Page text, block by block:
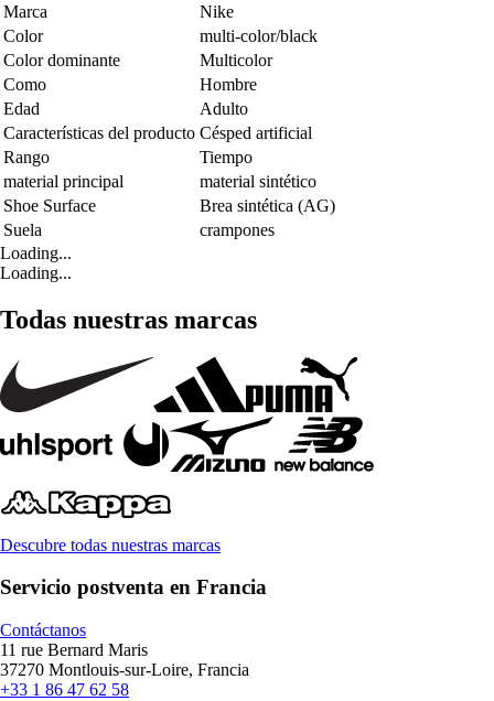
Marca
Nike
Color
multi-color/black
Color dominante
Multicolor
Como
Hombre
Edad
Adulto
Características del producto Césped artificial
Rango
Tiempo
material principal
material sintético
Shoe Surface
Brea sintética (AG)
Suela
crampones
Loading...
Loading...
Todas nuestras marcas
Descubre todas nuestras marcas
Servicio postventa en Francia
Contáctanos
11 rue Bernard Maris
37270 Montlouis-sur-Loire, Francia
+33 1 86 47 62 58